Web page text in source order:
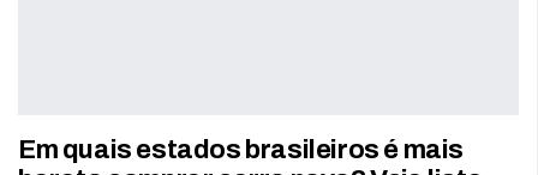
Em quais estados brasileiros é mais